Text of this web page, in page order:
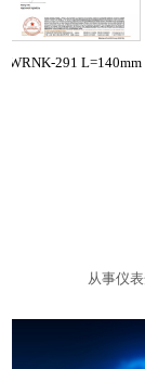
291 L=140mm
从事仪